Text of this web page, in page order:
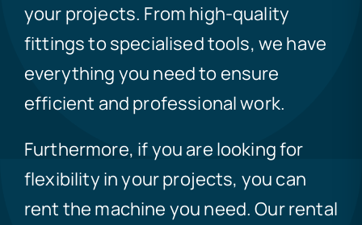
your projects. From high-quality
fittings to specialised tools, we have
everything you need to ensure
efficient and professional work.
Furthermore, if you are looking for
flexibility in your projects, you can
rent the machine you need. Our rental